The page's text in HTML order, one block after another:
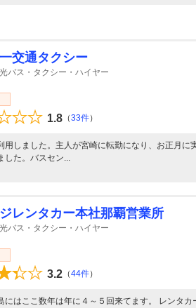
交通タクシー
バス・タクシー・ハイヤー
1.8 （33件）
用しました。主人が宮崎に転勤になり、お正月に
した。バスセン...
レンタカー本社那覇営業所
バス・タクシー・ハイヤー
3.2 （44件）
にはここ数年は年に４～５回来てます。 レンタ